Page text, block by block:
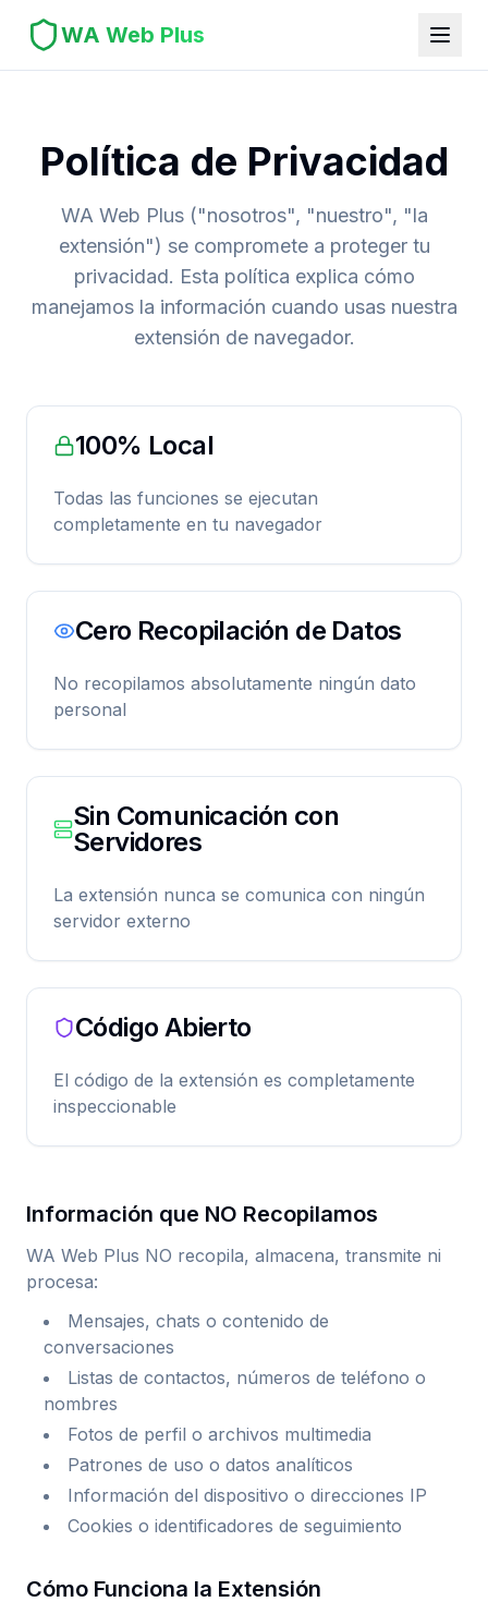
WA Web Plus
Política de Privacidad
WA Web Plus ("nosotros", "nuestro", "la
extensión") se compromete a proteger tu
privacidad. Esta política explica cómo
manejamos la información cuando usas nuestra
extensión de navegador.
100% Local
Todas las funciones se ejecutan
completamente en tu navegador
Cero Recopilación de Datos
No recopilamos absolutamente ningún dato
personal
Sin Comunicación con
Servidores
La extensión nunca se comunica con ningún
servidor externo
Código Abierto
El código de la extensión es completamente
inspeccionable
Información que NO Recopilamos
WA Web Plus NO recopila, almacena, transmite ni
procesa:
Mensajes, chats o contenido de
conversaciones
Listas de contactos, números de teléfono o
nombres
Fotos de perfil o archivos multimedia
Patrones de uso o datos analíticos
Información del dispositivo o direcciones IP
Cookies o identificadores de seguimiento
Cómo Funciona la Extensión